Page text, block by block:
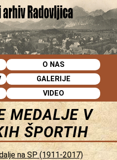
O NAS
GALERIJE
VIDEO
MEDALJE V
ŠPORTIH
na SP (1911-2017)